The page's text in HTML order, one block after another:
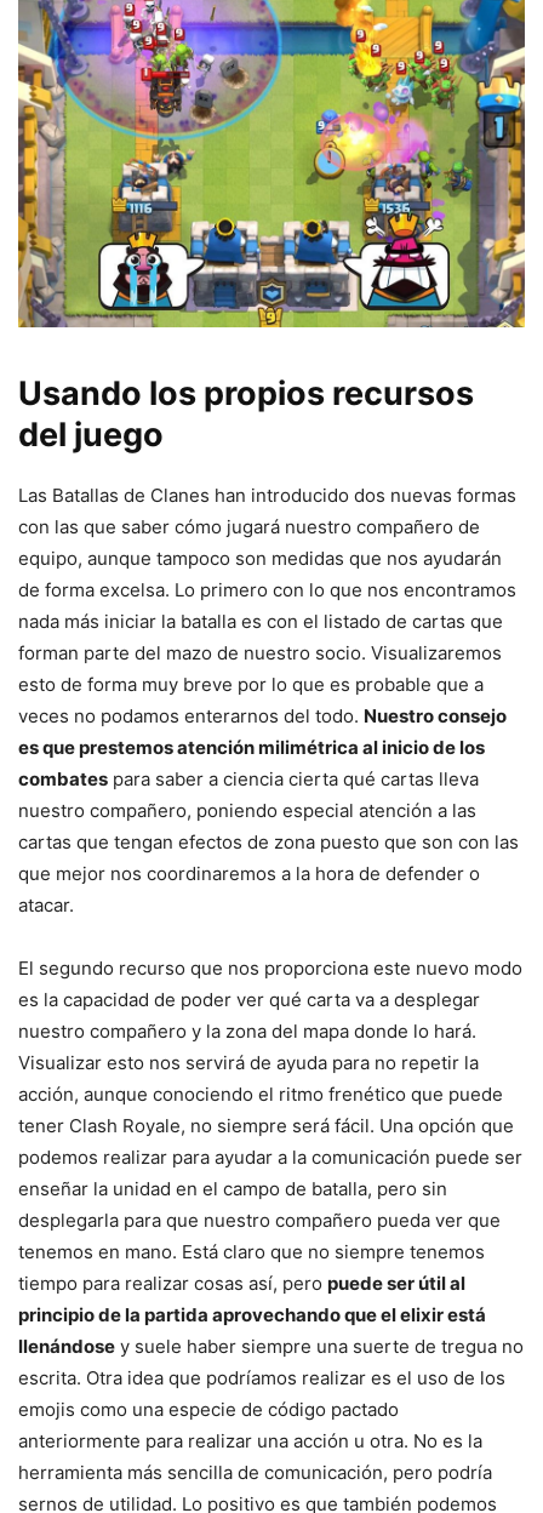
Usando los propios recursos
del juego
Las Batallas de Clanes han introducido dos nuevas formas
con las que saber cómo jugará nuestro compañero de
equipo, aunque tampoco son medidas que nos ayudarán
de forma excelsa. Lo primero con lo que nos encontramos
nada más iniciar la batalla es con el listado de cartas que
forman parte del mazo de nuestro socio. Visualizaremos
esto de forma muy breve por lo que es probable que a
veces no podamos enterarnos del todo. Nuestro consejo
es que prestemos atención milimétrica al inicio de los
combates para saber a ciencia cierta qué cartas lleva
nuestro compañero, poniendo especial atención a las
cartas que tengan efectos de zona puesto que son con las
que mejor nos coordinaremos a la hora de defender o
atacar.
El segundo recurso que nos proporciona este nuevo modo
es la capacidad de poder ver qué carta va a desplegar
nuestro compañero y la zona del mapa donde lo hará.
Visualizar esto nos servirá de ayuda para no repetir la
acción, aunque conociendo el ritmo frenético que puede
tener Clash Royale, no siempre será fácil. Una opción que
podemos realizar para ayudar a la comunicación puede ser
enseñar la unidad en el campo de batalla, pero sin
desplegarla para que nuestro compañero pueda ver que
tenemos en mano. Está claro que no siempre tenemos
tiempo para realizar cosas así, pero puede ser útil al
principio de la partida aprovechando que el elixir está
llenándose y suele haber siempre una suerte de tregua no
escrita. Otra idea que podríamos realizar es el uso de los
emojis como una especie de código pactado
anteriormente para realizar una acción u otra. No es la
herramienta más sencilla de comunicación, pero podría
sernos de utilidad. Lo positivo es que también podemos